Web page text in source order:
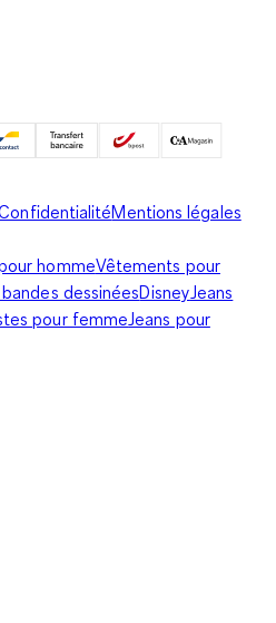
Mentions légales
hommeVêtements pour
dessinéesDisneyJeans
pour femmeJeans pour